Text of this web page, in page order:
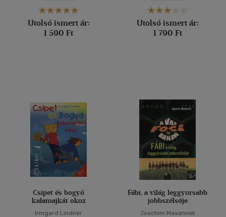
Utolsó ismert ár:
1 590 Ft
Utolsó ismert ár:
1 790 Ft
Csipet és bogyó
kalamajkát okoz
Irmgard Lindner
Fábi, a világ leggyorsabb
jobbszélsője
Joachim Masannek